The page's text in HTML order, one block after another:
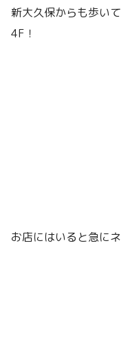
新大久保からも歩い
4F！
お店にはいると急に